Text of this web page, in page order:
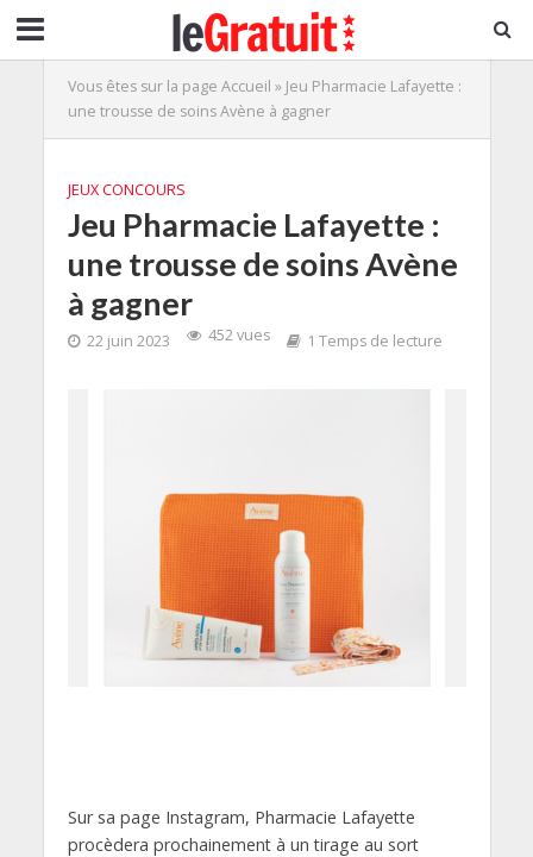
Vous êtes sur la page Accueil » Jeu Pharmacie Lafayette :
une trousse de soins Avène à gagner
JEUX CONCOURS
Jeu Pharmacie Lafayette :
une trousse de soins Avène
à gagner
22 juin 2023 452 vues 1 Temps de lecture
Sur sa page Instagram, Pharmacie Lafayette
procèdera prochainement à un tirage au sort